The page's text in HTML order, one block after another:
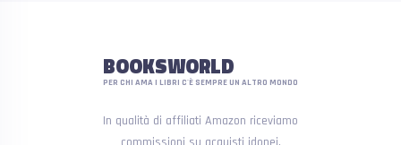
BOOKSWORLD
PER CHI AMA I LIBRI C'È SEMPRE UN ALTRO MONDO
In qualità di affiliati Amazon riceviamo